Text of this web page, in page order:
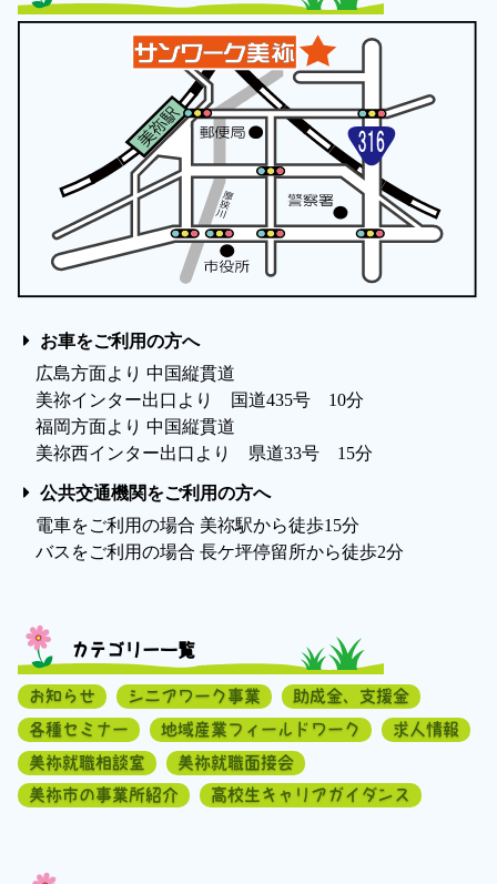
お車をご利用の方へ
広島方面より 中国縦貫道
美祢インター出口より 国道435号 10分
福岡方面より 中国縦貫道
美祢西インター出口より 県道33号 15分
公共交通機関をご利用の方へ
電車をご利用の場合 美祢駅から徒歩15分
バスをご利用の場合 長ケ坪停留所から徒歩2分
カテゴリー一覧
お知らせ シニアワーク事業
助成金、支援金
各種セミナー
地域産業フィールドワーク
求人情報
美祢就職相談室
美祢就職面接会
美祢市の事業所紹介
高校生キャリアガイダンス